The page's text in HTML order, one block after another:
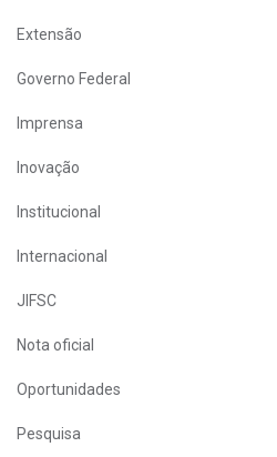
Extensão
Governo Federal
Imprensa
Inovação
Institucional
Internacional
JIFSC
Nota oficial
Oportunidades
Pesquisa